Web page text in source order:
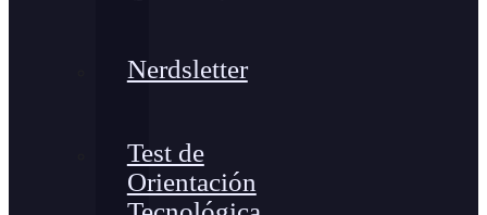
Nerdsletter
Test de
Orientación